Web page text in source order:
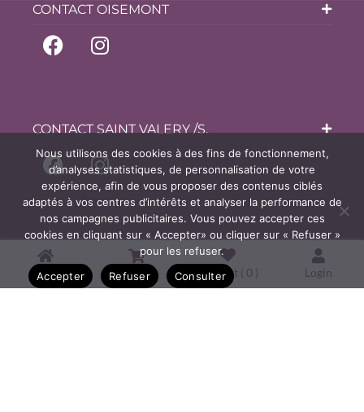
CONTACT OISEMONT
CONTACT SAINT VALERY /S.
Copyright © 2026 Bijouterie
Home Shop Wishlist ( 0 ) Login
Nous utilisons des cookies à des fins de fonctionnement,
d’analyses statistiques, de personnalisation de votre
expérience, afin de vous proposer des contenus ciblés
adaptés à vos centres d’intérêts et analyser la performance de
nos campagnes publicitaires. Vous pouvez accepter ces
cookies en cliquant sur « Accepter» ou cliquer sur « Refuser »
pour les refuser.
Accepter
Refuser Consulter